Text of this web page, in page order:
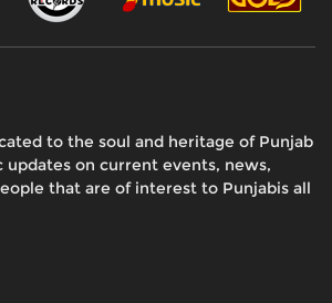
to the soul and heritage of Punjab
on current events, news,
that are of interest to Punjabis all